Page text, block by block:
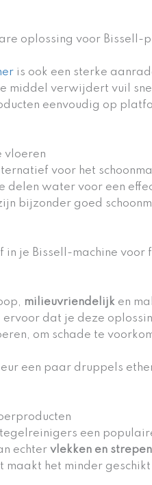
oplossing voor Bissell-
is ook een sterke
middel verwijdert vuil
eenvoudig op
vloeren
voor het
delen water voor een
bijzonder goed
je Bissell-machine voor
milieuvriendelijk en
dat je deze
om schade te
een paar druppels
een
echtervlekken en strepen
maakt het minder